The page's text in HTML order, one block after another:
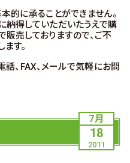
的に承ることができません。
納得していただいたうえで購
売しておりますので、ご不
す。
、FAX、メールで気軽にお問
7月
18
2011